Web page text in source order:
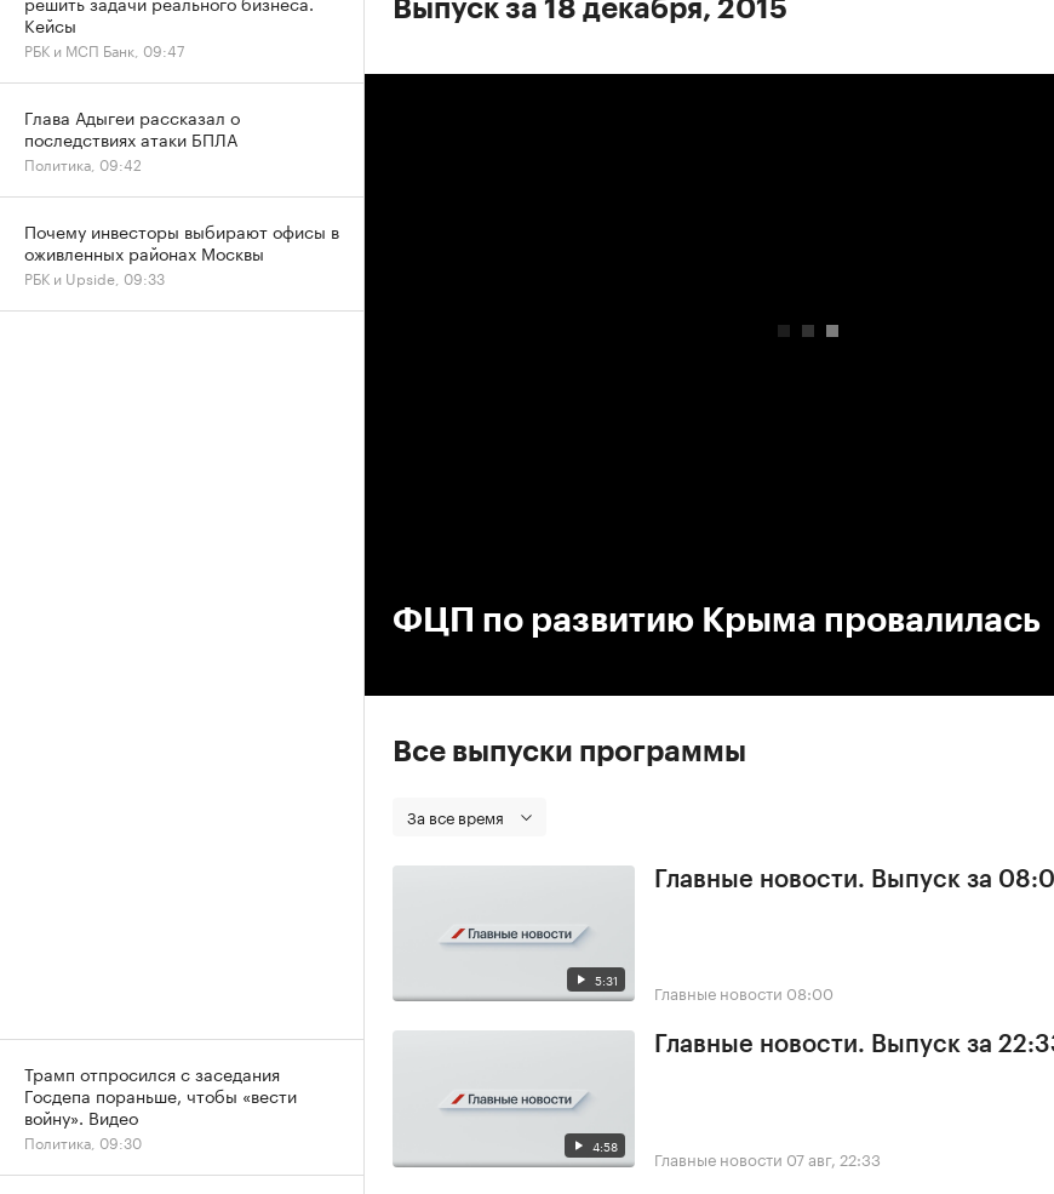
Выпуск за 18 декабря, 2015
ФЦП по развитию Крыма провалилась
Все выпуски программы
За все время
5:31
Главные новости. Выпуск за
Главные новости 08:00
4:58
Главные новости. Выпуск за
Главные новости 07 авг, 22:33
Кейсы
РБК и МСП Банк, 09:47
Глава Адыгеи рассказал о
последствиях атаки БПЛА
Политика, 09:42
Почему инвесторы выбирают офисы в
оживленных районах Москвы
РБК и Upside, 09:33
Трамп отпросился с заседания
Госдепа пораньше, чтобы «вести
войну». Видео
Политика, 09:30